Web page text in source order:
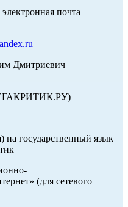
почта
Дмитриевич
на государственный язык
(для сетевого